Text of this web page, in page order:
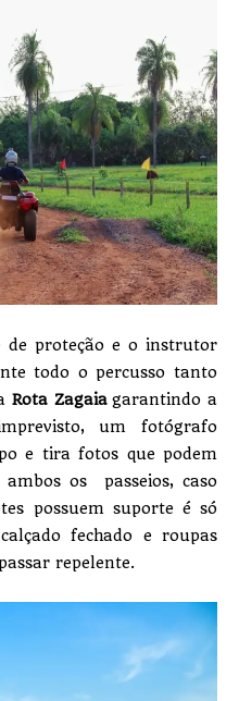
de proteção e o instrutor
todo o percusso tanto
Rota Zagaiagarantindo a
um fotógrafo
e tira fotos que podem
os passeios, caso
possuem suporte é só
fechado e roupas
repelente.